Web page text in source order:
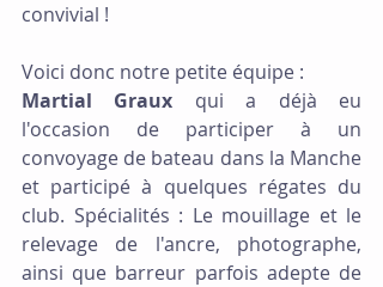
convivial !
Voici donc notre petite équipe :
Martial Graux qui a déjà eu
l'occasion de participer à un
convoyage de bateau dans la Manche
et participé à quelques régates du
club. Spécialités : Le mouillage et le
relevage de l'ancre, photographe,
ainsi que barreur parfois adepte de